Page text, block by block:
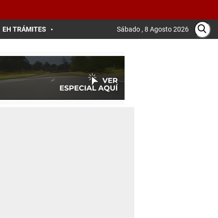
EH TRÁMITES Sábado , 8 Agosto 2026